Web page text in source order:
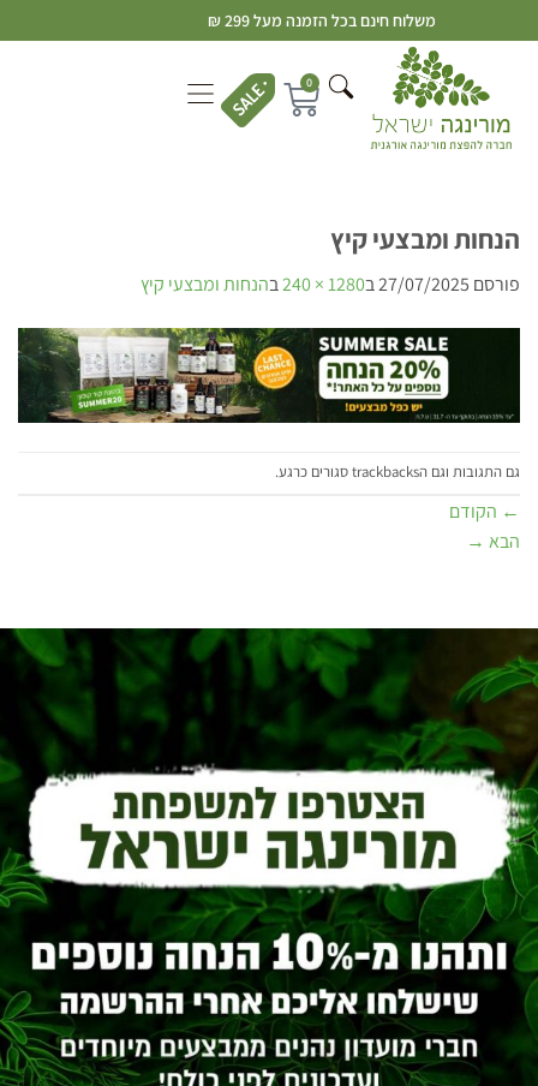
משלוח חינם בכל הזמנה מעל 299 ₪
0
הנחות ומבצעי קיץ
פורסם 27/07/2025ב1280 × 240 בהנחות ומבצעי קיץ
גם התגובות וגם הtrackbacks סגורים כרגע.
← הקודם
הבא →